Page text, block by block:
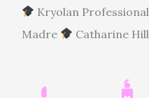
Kryolan Professional
Madre
Catharine Hill